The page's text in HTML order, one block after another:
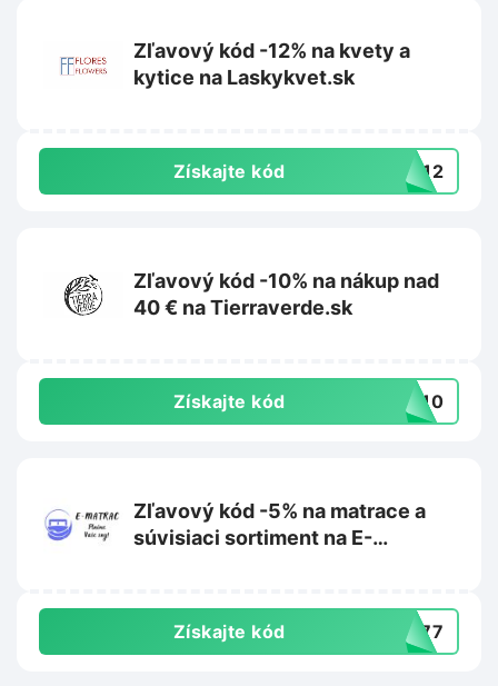
Zľavový kód -12% na kvety a
kytice na Laskykvet.sk
Získajte kód TY12
Zľavový kód -10% na nákup nad
40 € na Tierraverde.sk
Získajte kód IL10
Zľavový kód -5% na matrace a
súvisiaci sortiment na E-
Získajte kód L777